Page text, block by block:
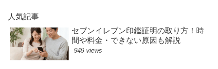
人気記事
セブンイレブン印鑑証明の取り方！時
間や料金・できない原因も解説
949 views